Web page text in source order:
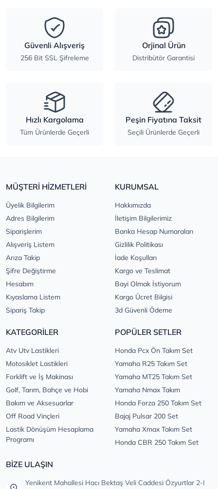
Güvenli Alışveriş
256 Bit SSL Şifreleme
Orjinal Ürün
Distribütör Garantisi
Hızlı Kargolama
Tüm Ürünlerde Geçerli
Peşin Fiyatına Taksit
Seçili Ürünlerde Geçerli
MÜŞTERİ HİZMETLERİ
Üyelik Bilgilerim
Adres Bilgilerim
Siparişlerim
Alışveriş Listem
Arıza Takip
Şifre Değiştirme
Hesabım
Kıyaslama Listem
Sipariş Takip
KURUMSAL
Hakkımızda
İletişim Bilgilerimiz
Banka Hesap Numaraları
Gizlilik Politikası
İade Koşulları
Kargo ve Teslimat
Bayi Olmak İstiyorum
Kargo Ücret Bilgisi
3d Güvenli Ödeme
KATEGORİLER
Atv Utv Lastikleri
Motosiklet Lastikleri
Forklift ve İş Makinası
Golf, Tarım, Bahçe ve Hobi
Bakım ve Aksesuarlar
Off Road Vinçleri
Lastik Dönüşüm Hesaplama
Programı
POPÜLER SETLER
Honda Pcx Ön Takım Set
Yamaha R25 Takım Set
Yamaha MT25 Takım Set
Yamaha Nmax Takım
Honda Forza 250 Takım Set
Bajaj Pulsar 200 Set
Yamaha Xmax Takım Set
Honda CBR 250 Takım Set
BİZE ULAŞIN
Yenikent Mahallesi Hacı Bektaş Veli Caddesi Özyurtlar 2-I